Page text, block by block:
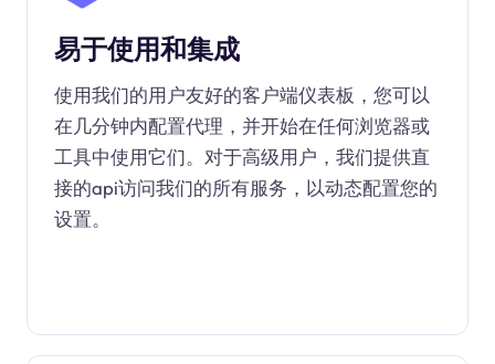
易于使用和集成
使用我们的用户友好的客户端仪表板，您可以
在几分钟内配置代理，并开始在任何浏览器或
工具中使用它们。对于高级用户，我们提供直
接的api访问我们的所有服务，以动态配置您的
设置。